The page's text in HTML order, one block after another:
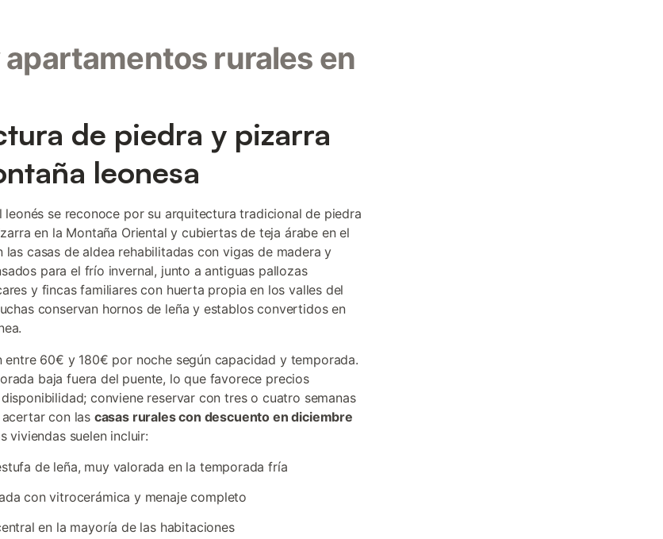
apartamentos rurales en
de piedra y pizarra
leonesa
leonés se reconoce por su arquitectura tradicional de piedra
en la Montaña Oriental y cubiertas de teja árabe en el
las casas de aldea rehabilitadas con vigas de madera y
para el frío invernal, junto a antiguas pallozas
y fincas familiares con huerta propia en los valles del
conservan hornos de leña y establos convertidos en
entre 60€ y 180€ por noche según capacidad y temporada.
baja fuera del puente, lo que favorece precios
conviene reservar con tres o cuatro semanas
con las casas rurales con descuento en diciembre
viviendas suelen incluir:
de leña, muy valorada en la temporada fría
con vitrocerámica y menaje completo
en la mayoría de las habitaciones